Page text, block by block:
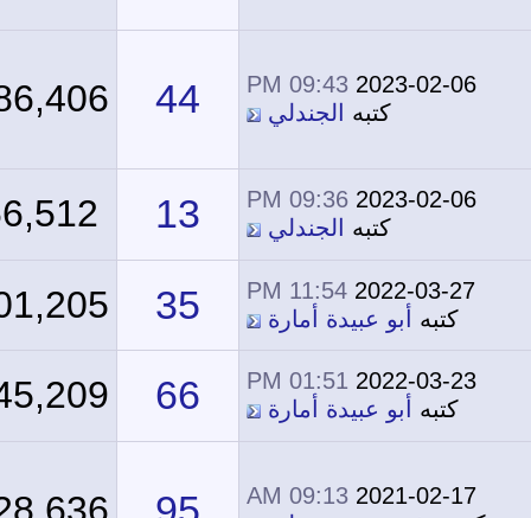
2023-02-06
09:43 PM
كتبهالجندلي 44
186,406
2023-02-06
09:36 PM
كتبهالجندلي 13
66,512
2022-03-27
11:54 PM
كتبهأبو عبيدة أمارة 35
101,205
2022-03-23
01:51 PM
كتبهأبو عبيدة أمارة 66
145,209
2021-02-17
09:13 AM